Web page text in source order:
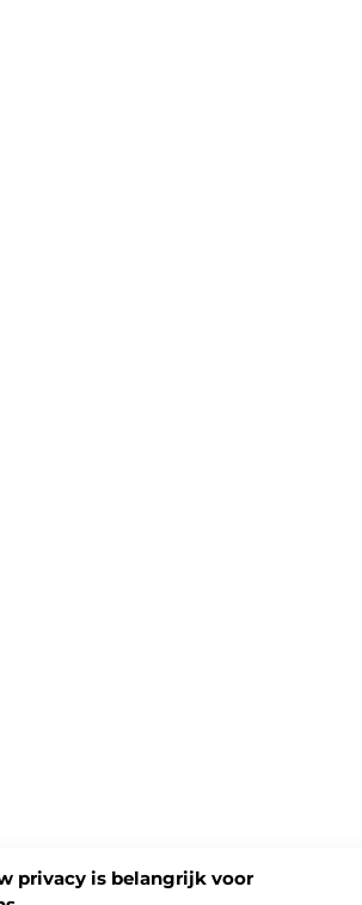
privacy is belangrijk voor